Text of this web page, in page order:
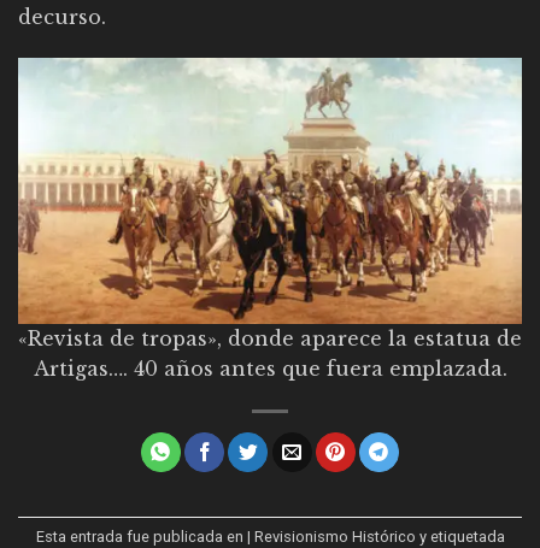
decurso.
«Revista de tropas», donde aparece la estatua de
Artigas…. 40 años antes que fuera emplazada.
Esta entrada fue publicada en | Revisionismo Histórico y etiquetada